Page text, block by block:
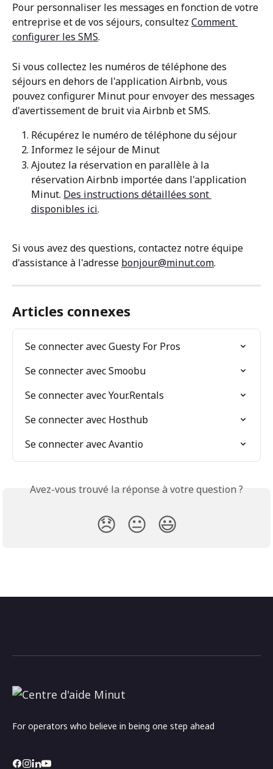
Pour personnaliser les messages en fonction de votre
entreprise et de vos séjours, consultez Comment
configurer les SMS.
Si vous collectez les numéros de téléphone des
séjours en dehors de l'application Airbnb, vous
pouvez configurer Minut pour envoyer des messages
d'avertissement de bruit via Airbnb et SMS.
Récupérez le numéro de téléphone du séjour
Informez le séjour de Minut
Ajoutez la réservation en parallèle à la
réservation Airbnb importée dans l'application
Minut. Des instructions détaillées sont
disponibles ici.
Si vous avez des questions, contactez notre équipe
d'assistance à l'adresse bonjour@minut.com.
Articles connexes
Se connecter avec Guesty For Pros
Se connecter avec Smoobu
Se connecter avec Your.Rentals
Se connecter avec Hosthub
Se connecter avec Avantio
Avez-vous trouvé la réponse à votre question ?
😞 😐 😃
For operators who believe in being one step ahead